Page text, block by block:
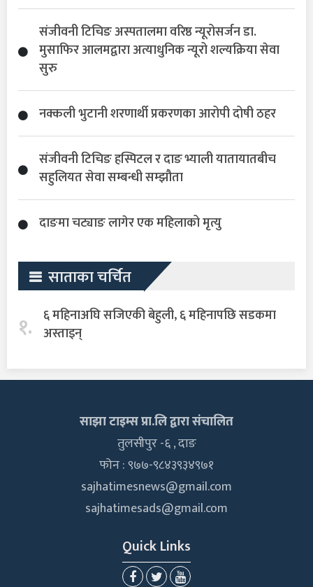
संजीवनी टिचिङ अस्पतालमा वरिष्ठ न्यूरोसर्जन डा.
मुसाफिर आलमद्वारा अत्याधुनिक न्यूरो शल्यक्रिया सेवा
सुरु
नक्कली भुटानी शरणार्थी प्रकरणका आरोपी दोषी ठहर
संजीवनी टिचिङ हस्पिटल र दाङ भ्याली यातायातबीच
सहुलियत सेवा सम्बन्धी सम्झौता
दाङमा चट्याङ लागेर एक महिलाको मृत्यु
साताका चर्चित
१. ६ महिनाअघि सजिएकी बेहुली, ६ महिनापछि सडकमा
अस्ताइन्
साझा टाइम्स प्रा.लि द्वारा संचालित
तुलसीपुर -६ , दाङ
फोन : ९७७-९८४३९३४९७१
sajhatimesnews@gmail.com
sajhatimesads@gmail.com
Quick Links